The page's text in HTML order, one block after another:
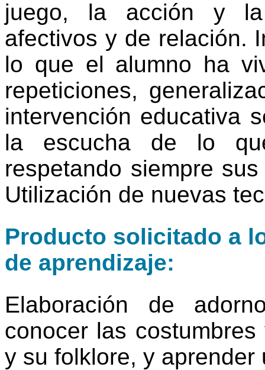
juego, la acción y la
afectivos y de relación.
lo que el alumno ha
repeticiones,
intervención educativa
la escucha de lo
respetando siempre
Utilización de nuevas
Producto solicitado a
de aprendizaje:
Elaboración de
conocer las
y su folklore, y aprender